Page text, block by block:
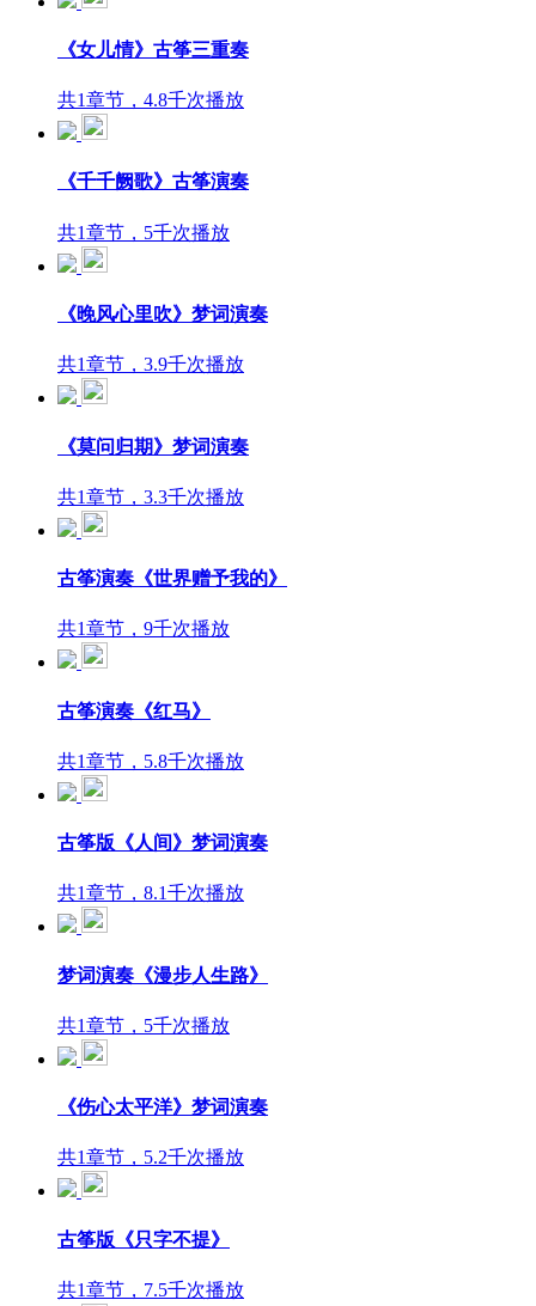
《女儿情》古筝三重奏
共1章节，4.8千次播放
《千千阙歌》古筝演奏
共1章节，5千次播放
《晚风心里吹》梦词演奏
共1章节，3.9千次播放
《莫问归期》梦词演奏
共1章节，3.3千次播放
古筝演奏《世界赠予我的》
共1章节，9千次播放
古筝演奏《红马》
共1章节，5.8千次播放
古筝版《人间》梦词演奏
共1章节，8.1千次播放
梦词演奏《漫步人生路》
共1章节，5千次播放
《伤心太平洋》梦词演奏
共1章节，5.2千次播放
古筝版《只字不提》
共1章节，7.5千次播放